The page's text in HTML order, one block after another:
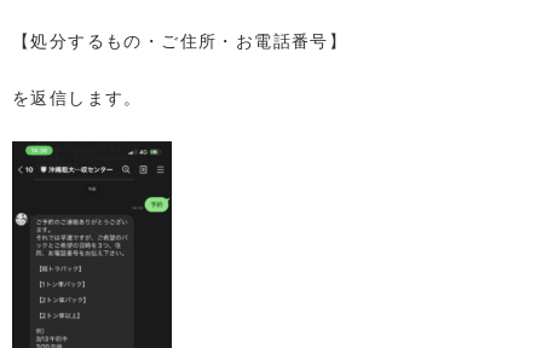
【処分するもの・ご住所・お電話番号】
を返信します。